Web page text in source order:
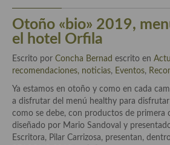
Cocina Bulgara
Cocina Danesa
Cocina de la Republica Checa
Cocina de Polonia
Cocina de Ucrania
Otoño «bio» 2019,
el hotel Orfila
Escrito por Concha Bernad escrito en
recomendaciones, noticias, Eventos,
Ya estamos en otoño y como en cada
a disfrutar del menú healthy para
como se debe, con productos de primera
diseñado por Mario Sandoval y
Escritora, Pilar Carrizosa, presentan,